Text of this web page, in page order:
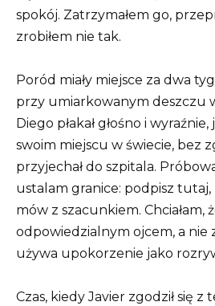
spokój. Zatrzymałem go,
zrobiłem nie tak.
Poród miały miejsce za dwa
przy umiarkowanym deszczu
Diego płakał głośno i
swoim miejscu w świecie, bez
przyjechał do szpitala.
ustalam granice: podpisz tutaj,
mów z szacunkiem. Chciałam,
odpowiedzialnym ojcem, a nie
używa upokorzenie jako
Czas, kiedy Javier zgodził się z